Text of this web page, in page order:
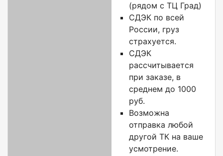
(рядом с ТЦ Град)
СДЭК по всей
России, груз
страхуется.
СДЭК
рассчитывается
при заказе, в
среднем до 1000
руб.
Возможна
отправка любой
другой ТК на ваше
усмотрение.